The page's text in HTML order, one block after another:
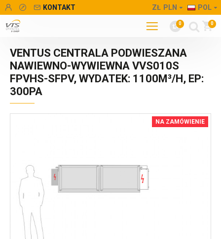
KONTAKT ZŁ PLN POL
0 0
VENTUS CENTRALA PODWIESZANA
NAWIEWNO-WYWIEWNA VVS010S
FPVHS-SFPV, WYDATEK: 1100M³/H, EP:
300PA
NA ZAMÓWIENIE